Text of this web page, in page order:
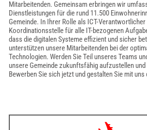
Mitarbeitenden. Gemeinsam erbringen wir
Dienstleistungen für die rund 11.500
Gemeinde. In Ihrer Rolle als ICT-
Koordinationsstelle für alle IT-bezogenen
dass die digitalen Systeme effizient und sicher
unterstützen unsere Mitarbeitenden bei der
Technologien. Werden Sie Teil unseres Teams
unsere Gemeinde zukunftsfähig aufzustellen
Bewerben Sie sich jetzt und gestalten Sie mit uns